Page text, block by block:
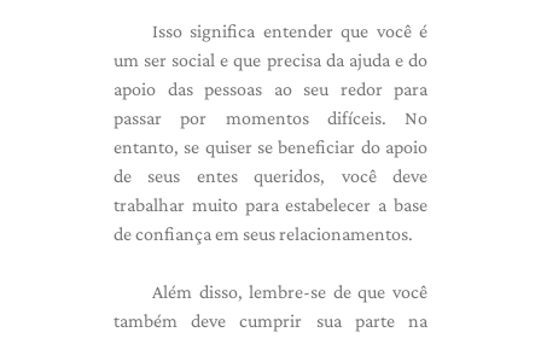
Isso significa entender que você é
um ser social e que precisa da ajuda e do
apoio das pessoas ao seu redor para
passar por momentos difíceis. No
entanto, se quiser se beneficiar do apoio
de seus entes queridos, você deve
trabalhar muito para estabelecer a base
de confiança em seus relacionamentos.
Além disso, lembre-se de que você
também deve cumprir sua parte na